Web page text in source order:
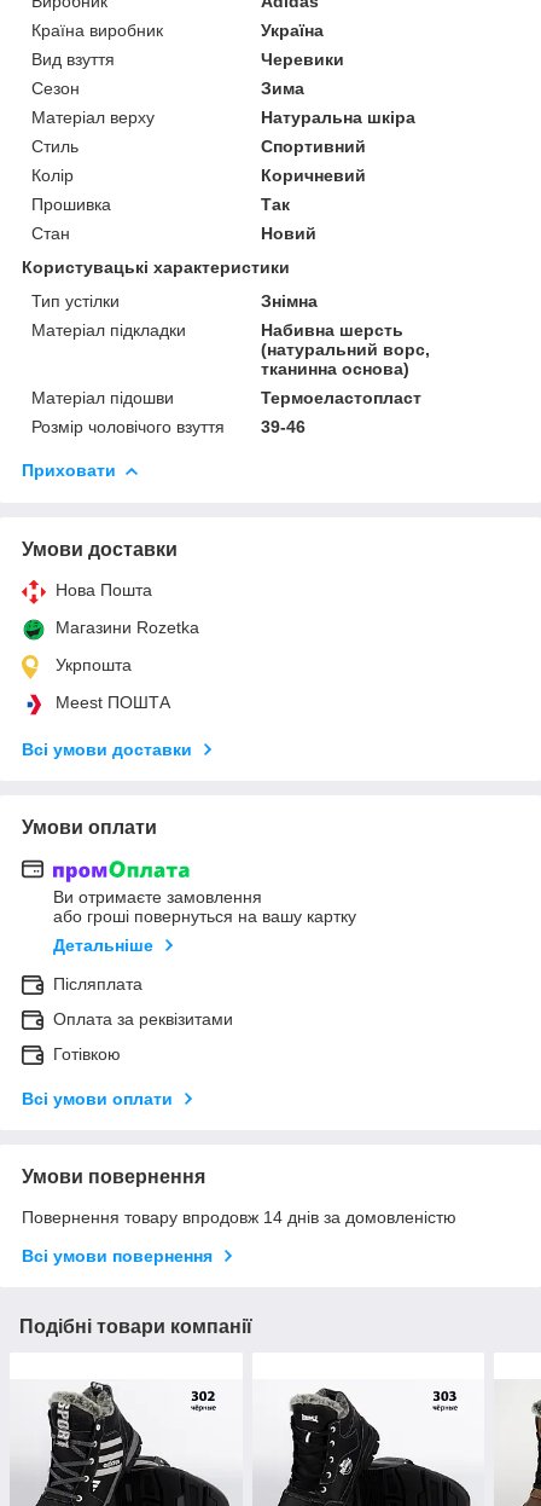
Країна виробник
Україна
Вид взуття
Черевики
Сезон
Зима
Матеріал верху
Натуральна шкіра
Стиль
Спортивний
Колір
Коричневий
Прошивка
Так
Стан
Новий
Користувацькі характеристики
Тип устілки
Знімна
Матеріал підкладки
Набивна шерсть
(натуральний ворс,
тканинна основа)
Матеріал підошви
Термоеластопласт
Розмір чоловічого взуття
39-46
Приховати
Умови доставки
Нова Пошта
Магазини Rozetka
Укрпошта
Meest ПОШТА
Всі умови доставки
Умови оплати
Ви отримаєте замовлення
або гроші повернуться на вашу картку
Детальніше
Післяплата
Оплата за реквізитами
Готівкою
Всі умови оплати
Умови повернення
Повернення товару впродовж 14 днів за домовленістю
Всі умови повернення
Подібні товари компанії